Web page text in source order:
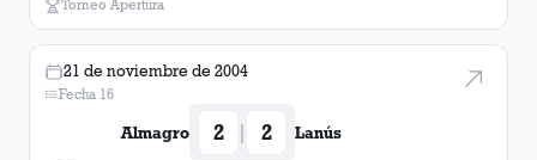
Torneo Apertura
21 de noviembre de 2004
Fecha 16
Almagro 2 | 2 Lanús